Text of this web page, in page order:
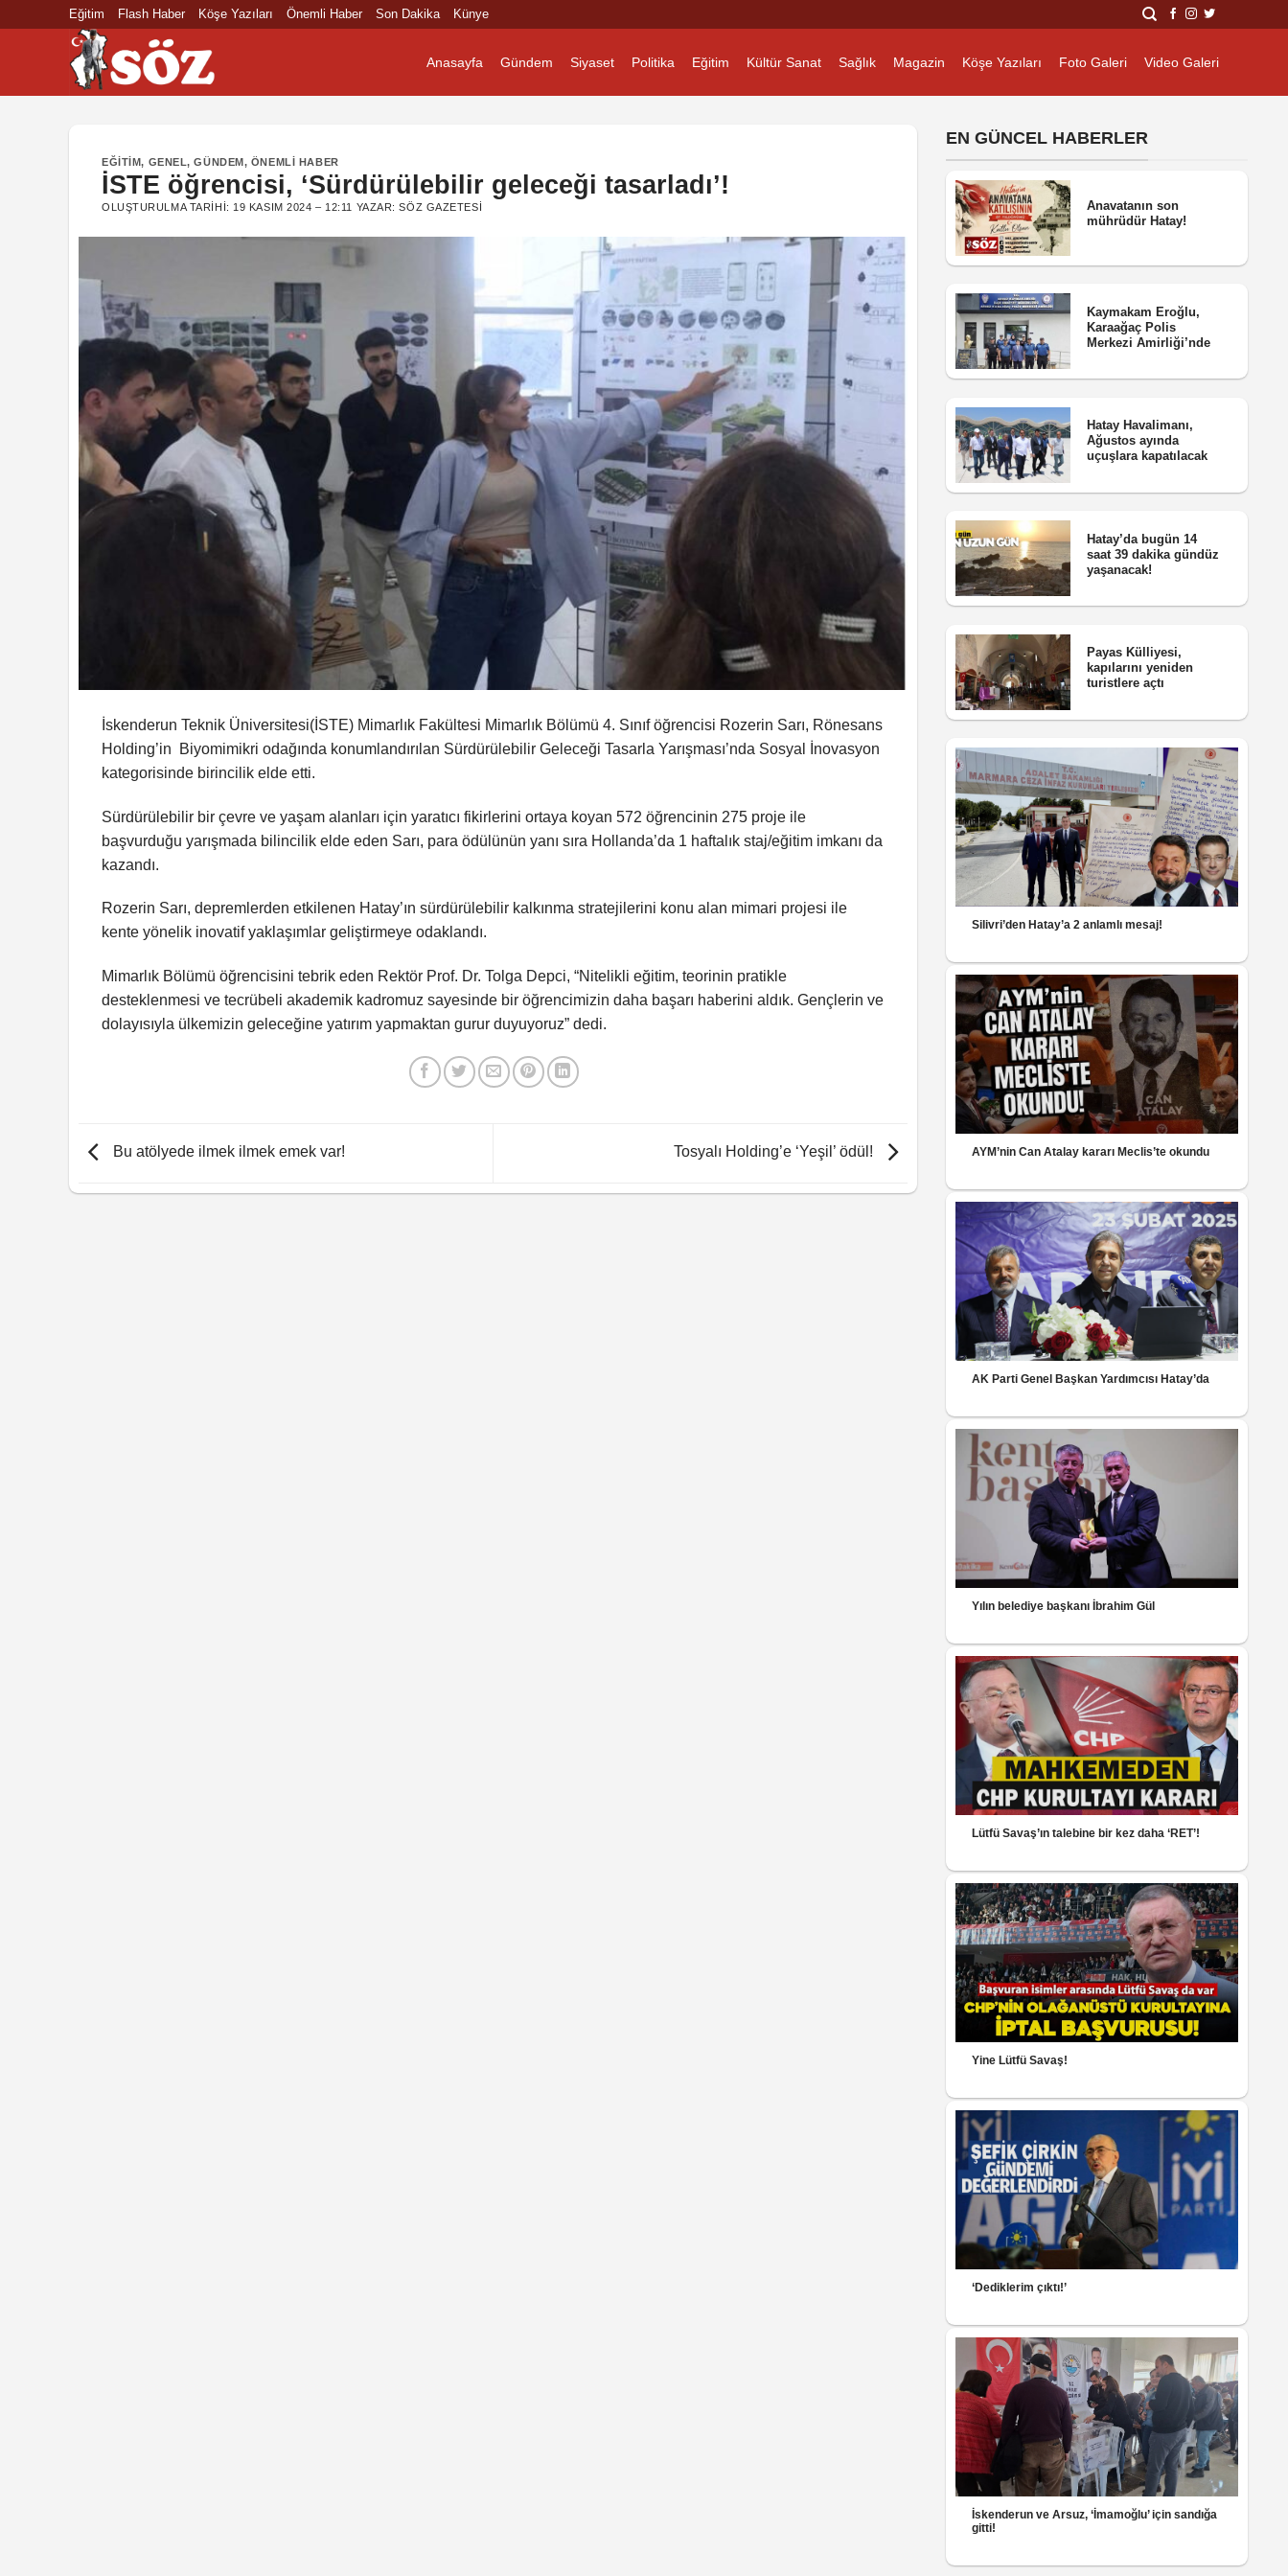
Eğitim Flash Haber Köşe Yazıları Önemli Haber Son Dakika Künye
Anasayfa Gündem Siyaset Politika Eğitim Kültür Sanat Sağlık Magazin Köşe Yazıları Foto Galeri Video Galeri
EĞITIM, GENEL,GÜNDEM, ÖNEMLI HABER
İSTE öğrencisi, ‘Sürdürülebilir geleceği tasarladı’!
OLUŞTURULMA TARIHI: 19 KASIM 2024 – 12:11 YAZAR:SÖZ GAZETESI
İskenderun Teknik Üniversitesi(İSTE) Mimarlık Fakültesi Mimarlık Bölümü 4. Sınıf öğrencisi Rozerin Sarı, Rönesans
Holding’in Biyomimikri odağında konumlandırılan Sürdürülebilir Geleceği Tasarla Yarışması’nda Sosyal İnovasyon
kategorisinde birincilik elde etti.
Sürdürülebilir bir çevre ve yaşam alanları için yaratıcı fikirlerini ortaya koyan 572 öğrencinin 275 proje ile
başvurduğu yarışmada bilincilik elde eden Sarı, para ödülünün yanı sıra Hollanda’da 1 haftalık staj/eğitim imkanı da
kazandı.
Rozerin Sarı, depremlerden etkilenen Hatay’ın sürdürülebilir kalkınma stratejilerini konu alan mimari projesi ile
kente yönelik inovatif yaklaşımlar geliştirmeye odaklandı.
Mimarlık Bölümü öğrencisini tebrik eden Rektör Prof. Dr. Tolga Depci, “Nitelikli eğitim, teorinin pratikle
desteklenmesi ve tecrübeli akademik kadromuz sayesinde bir öğrencimizin daha başarı haberini aldık. Gençlerin ve
dolayısıyla ülkemizin geleceğine yatırım yapmaktan gurur duyuyoruz” dedi.
Bu atölyede ilmek ilmek emek var! Tosyalı Holding’e ‘Yeşil’ ödül!
EN GÜNCEL HABERLER
Anavatanın son
mührüdür Hatay!
Kaymakam Eroğlu,
Karaağaç Polis
Merkezi Amirliği’nde
Hatay Havalimanı,
Ağustos ayında
uçuşlara kapatılacak
Hatay’da bugün 14
saat 39 dakika gündüz
yaşanacak!
Payas Külliyesi,
kapılarını yeniden
turistlere açtı
Silivri’den Hatay’a 2 anlamlı mesaj!
AYM’nin Can Atalay kararı Meclis’te okundu
AK Parti Genel Başkan Yardımcısı Hatay’da
Yılın belediye başkanı İbrahim Gül
Lütfü Savaş’ın talebine bir kez daha ‘RET’!
Yine Lütfü Savaş!
‘Dediklerim çıktı!’
İskenderun ve Arsuz, ‘İmamoğlu’ için sandığa
gitti!